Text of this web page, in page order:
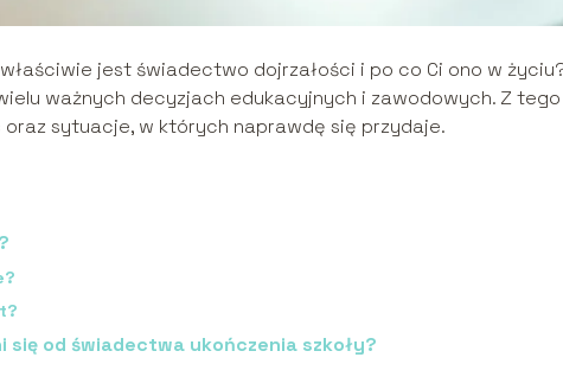
jest świadectwo dojrzałości i po co Ci ono w
ważnych decyzjach edukacyjnych i zawodowych. Z tego
sytuacje, w których naprawdę się przydaje.
się od świadectwa ukończenia szkoły?